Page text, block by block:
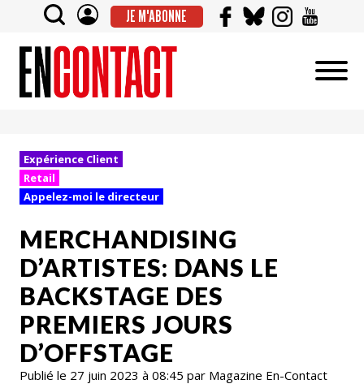
JE M'ABONNE
Expérience Client
Retail
Appelez-moi le directeur
MERCHANDISING
D’ARTISTES: DANS LE
BACKSTAGE DES
PREMIERS JOURS
D’OFFSTAGE
Publié le 27 juin 2023 à 08:45 par Magazine En-Contact